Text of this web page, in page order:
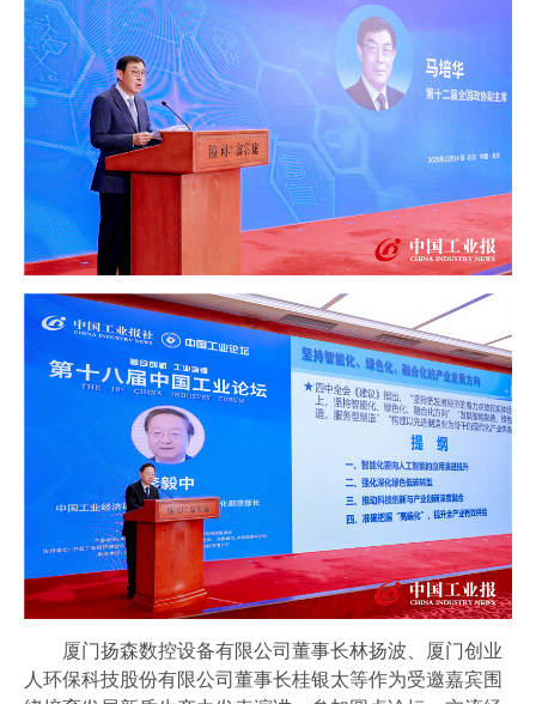
厦门扬森数控设备有限公司董事长林扬波、厦门创业
人环保科技股份有限公司董事长桂银太等作为受邀嘉宾围